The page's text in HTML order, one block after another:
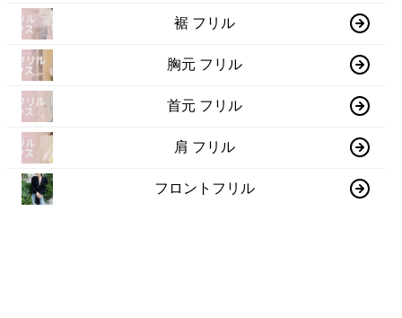
裾 フリル
胸元 フリル
首元 フリル
肩 フリル
フロントフリル